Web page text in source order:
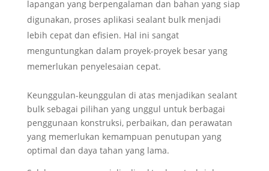
lapangan yang berpengalaman dan bahan yang siap
digunakan, proses aplikasi sealant bulk menjadi
lebih cepat dan efisien. Hal ini sangat
menguntungkan dalam proyek-proyek besar yang
memerlukan penyelesaian cepat.
Keunggulan-keunggulan di atas menjadikan sealant
bulk sebagai pilihan yang unggul untuk berbagai
penggunaan konstruksi, perbaikan, dan perawatan
yang memerlukan kemampuan penutupan yang
optimal dan daya tahan yang lama.